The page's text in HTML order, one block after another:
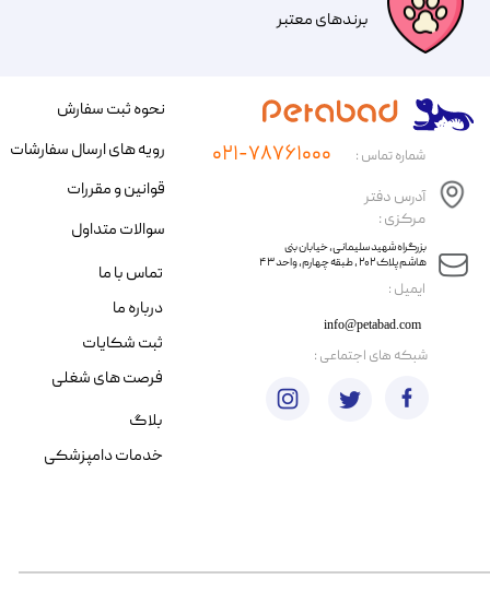
​​برندهای معتبر​​​​​​​
​ایمیل :
آدرس دفتر
مرکزی :
info@petabad.com
​​بزرگراه شهید سلیمانی، خیابان بنی
هاشم پلاک ۲۰۲ ، طبقه چهارم، واحد ۴۳
شماره تماس : ۰۲۱-۷۸۷۶۱۰۰۰
نحوه ثبت سفارش
رویه های ارسال سفارشات
قوانین و مقررات
سوالات متداول
تماس با ما
درباره ما
ثبت شکایات
فرصت های شغلی
​شبکه های اجتماعی :
بلاگ
خدمات دامپزشکی